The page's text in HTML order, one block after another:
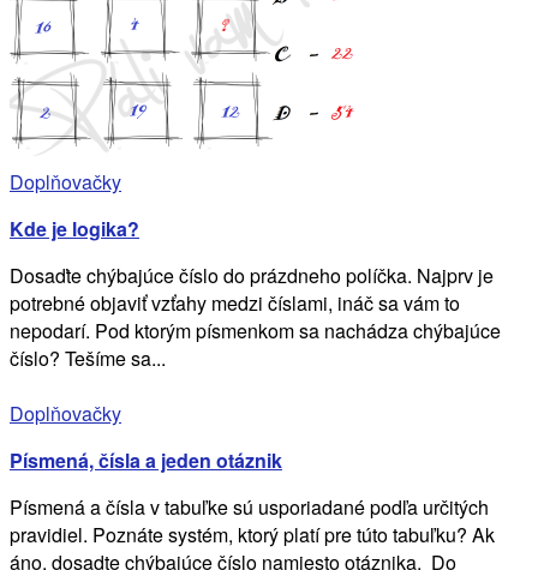
Doplňovačky
Kde je logika?
Dosaďte chýbajúce číslo do prázdneho políčka. Najprv je
potrebné objaviť vzťahy medzi číslami, ináč sa vám to
nepodarí. Pod ktorým písmenkom sa nachádza chýbajúce
číslo? Tešíme sa...
Doplňovačky
Písmená, čísla a jeden otáznik
Písmená a čísla v tabuľke sú usporiadané podľa určitých
pravidiel. Poznáte systém, ktorý platí pre túto tabuľku? Ak
áno, dosadte chýbajúce číslo namiesto otáznika. Do